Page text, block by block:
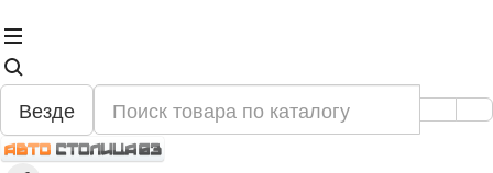
Везде